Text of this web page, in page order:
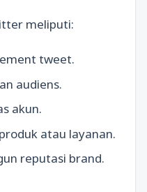
meliputi:
tweet.
audiens.
akun.
atau layanan.
reputasi brand.